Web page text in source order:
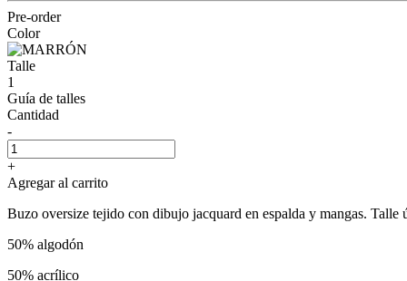
Pre-order
Color
Talle
1
Guía de talles
Cantidad
-
+
Agregar al carrito
Buzo oversize tejido con dibujo jacquard en espalda y mangas. Talle
50% algodón
50% acrílico